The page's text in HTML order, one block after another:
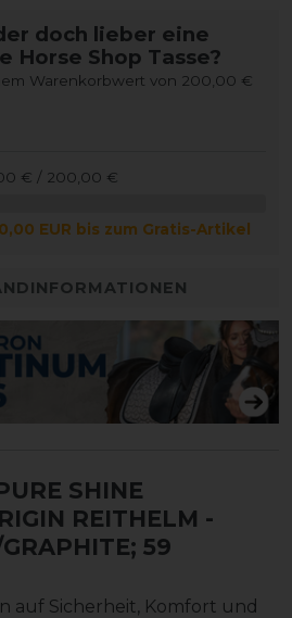
doch lieber eine
Horse Shop Tasse?
Warenkorbwert von 200,00 €
€ / 200,00 €
EUR bis zum Gratis-Artikel
SHINE
REITHELM -
59
auf Sicherheit, Komfort und